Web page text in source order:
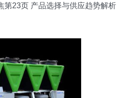
第23页 产品选择与供应趋势解析